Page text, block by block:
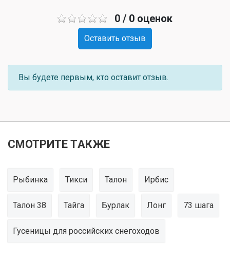
0 / 0 оценок
Оставить отзыв
Вы будете первым, кто оставит отзыв.
СМОТРИТЕ ТАКЖЕ
Рыбинка Тикси Талон Ирбис
Талон 38 Тайга Бурлак Лонг 73 шага
Гусеницы для российских снегоходов